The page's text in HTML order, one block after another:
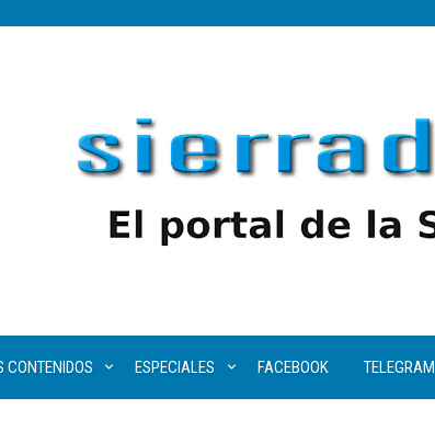
CONTENIDOS ESPECIALES FACEBOOK TELEGRAM